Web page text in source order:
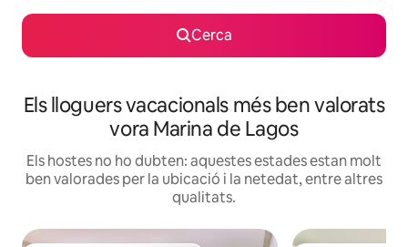
Cerca
Els lloguers vacacionals més ben valorats
vora Marina de Lagos
Els hostes no ho dubten: aquestes estades estan molt
ben valorades per la ubicació i la netedat, entre altres
qualitats.